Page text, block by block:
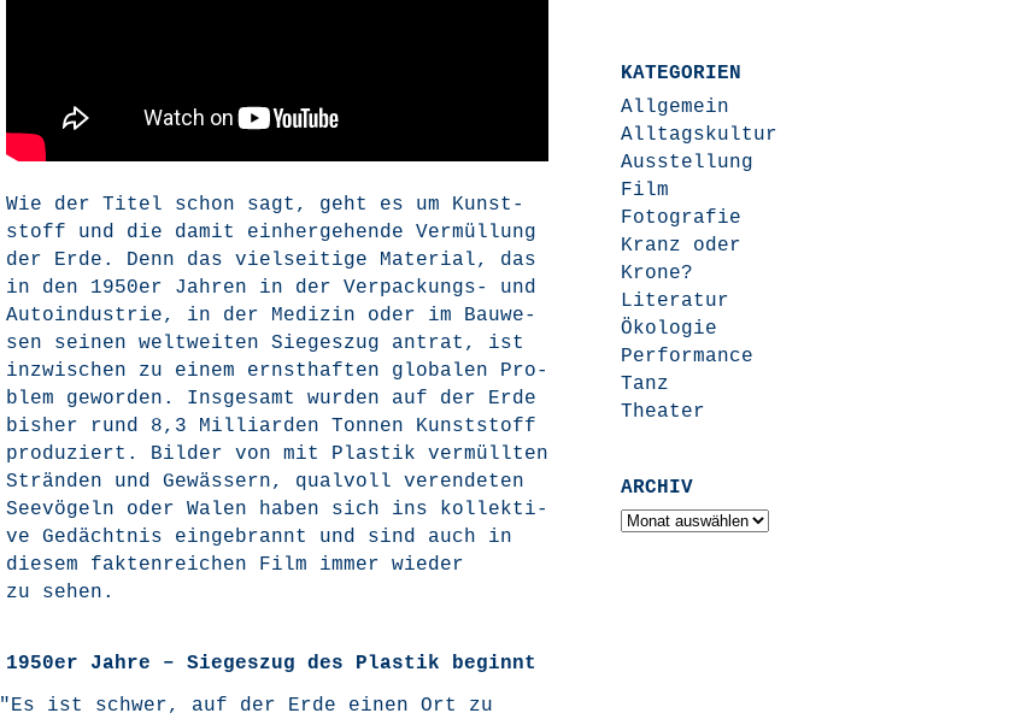
Wie der Titel schon sagt, geht es um Kunst­
stoff und die damit ein­her­ge­hen­de Ver­mül­lung
der Erde. Denn das viel­sei­ti­ge Mate­ri­al, das
in den 1950er Jah­ren in der Ver­pa­ckungs- und
Auto­in­dus­trie, in der Medi­zin oder im Bau­we­
sen sei­nen welt­wei­ten Sie­ges­zug antrat, ist
inzwi­schen zu einem ernst­haf­ten glo­ba­len Pro­
blem gewor­den. Ins­ge­samt wur­den auf der Erde
bis­her rund 8,3 Mil­li­ar­den Ton­nen Kunst­stoff
pro­du­ziert. Bil­der von mit Plas­tik ver­müll­ten
Strän­den und Gewäs­sern, qual­voll ver­en­de­ten
See­vö­geln oder Walen haben sich ins kol­lek­ti­
ve Gedächt­nis ein­ge­brannt und sind auch in
die­sem fak­ten­rei­chen Film immer wie­der
zu sehen.
1950er Jahre – Siegeszug des Plastik beginnt
"Es ist schwer, auf der Erde einen Ort zu
KATEGORIEN
Allgemein
Alltagskultur
Ausstellung
Film
Fotografie
Kranz oder
Krone?
Literatur
Ökologie
Performance
Tanz
Theater
ARCHIV
Archiv